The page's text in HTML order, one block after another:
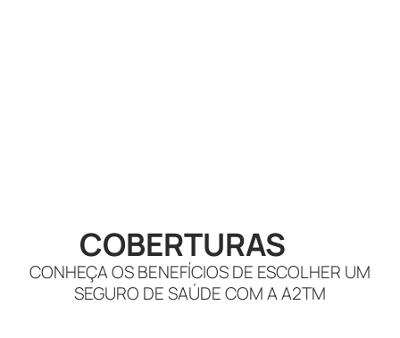
COBERTURAS
CONHEÇA OS BENEFÍCIOS DE ESCOLHER UM
SEGURO DE SAÚDE COM A A2TM